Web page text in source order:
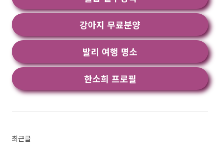
팅이..<
강아지 무료분양
발리 여행 명소
한소희 프로필
최근글